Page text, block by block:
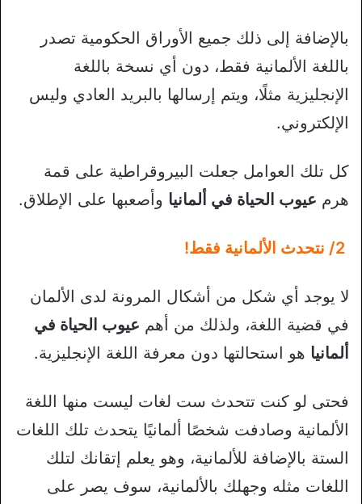
بالإضافة إلى ذلك جميع الأوراق الحكومية تصدر
باللغة الألمانية فقط، دون أي نسخة باللغة
الإنجليزية مثلًا، ويتم إرسالها بالبريد العادي وليس
الإلكتروني.
كل تلك العوامل جعلت البيروقراطية على قمة
هرم عيوب الحياة في ألمانيا وأصعبها على الإطلاق.
2/ نتحدث الألمانية فقط!
لا يوجد أي شكل من أشكال المرونة لدى الألمان
في قضية اللغة، ولذلك من أهم عيوب الحياة في
ألمانيا هو استحالتها دون معرفة اللغة الإنجليزية.
فحتى لو كنت تتحدث ست لغات ليست منها اللغة
الألمانية وصادفت شخصًا ألمانيًا يتحدث تلك اللغات
الستة بالإضافة للألمانية، وهو يعلم إتقانك لتلك
اللغات مثله وجهلك بالألمانية، سوف يصر على